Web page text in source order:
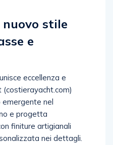
nuovo stile
e
eccellenza e
(costierayacht.com)
nel
e progetta
finiture artigianali
nei dettagli.